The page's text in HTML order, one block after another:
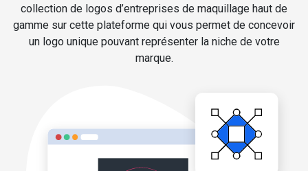
collection de logos d’entreprises de maquillage haut de
gamme sur cette plateforme qui vous permet de concevoir
un logo unique pouvant représenter la niche de votre
marque.